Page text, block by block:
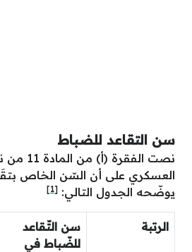
سن التقاعد للضباط
نصت
العسكري على أن السّن الخاص
يوضّحه الجدول التالي: [1]
الرتبة
سن التّقاعد
للضّباط في